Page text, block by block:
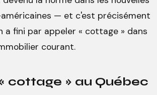
— et c'est précisément
a fini par appeler « cottage » dans
courant.
cottage » au Québec